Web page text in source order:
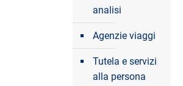
analisi
Agenzie viaggi
Tutela e servizi
alla persona